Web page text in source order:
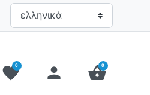
favorite
0 person shopping_basket
0